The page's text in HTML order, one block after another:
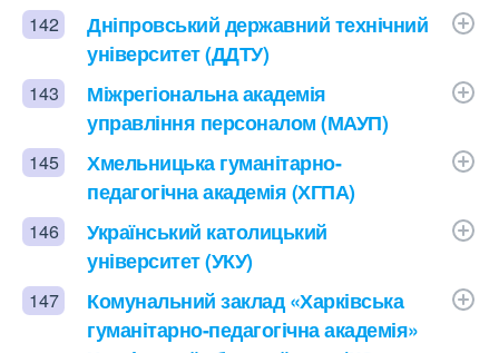
142
Дніпровський державний технічний
університет (ДДТУ)
143
Міжрегіональна академія
управління персоналом (МАУП)
145
Хмельницька гуманітарно-
педагогічна академія (ХГПА)
146
Український католицький
університет (УКУ)
147
Комунальний заклад «Харківська
гуманітарно-педагогічна академія»